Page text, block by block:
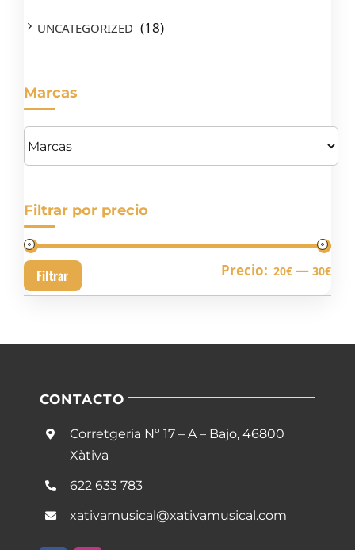
UNCATEGORIZED (18)
Marcas
Filtrar por precio
Filtrar Precio: 20€ — 30€
CONTACTO
Corretgeria Nº 17 – A – Bajo, 46800
Xàtiva
622 633 783
xativamusical@xativamusical.com